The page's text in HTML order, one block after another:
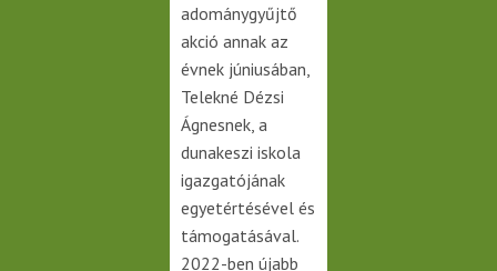
adománygyűjtő
akció annak az
évnek júniusában,
Telekné Dézsi
Ágnesnek, a
dunakeszi iskola
igazgatójának
egyetértésével és
támogatásával.
2022-ben újabb